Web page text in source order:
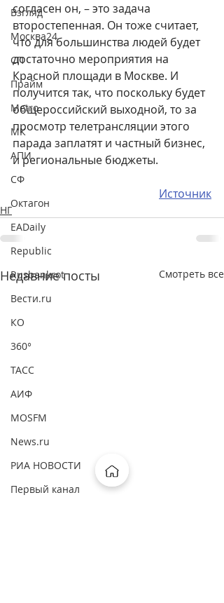
Взгляд
Москва24
СП
Прайм
Metro
МК
АПИ
СФ
Октагон
EADaily
Republic
Rusbankrot
Вести.ru
КО
360°
ТАСС
АИФ
MOSFM
News.ru
РИА НОВОСТИ
Первый канал
согласен он, – это задача
второстепенная. Он тоже считает,
что для большинства людей будет
достаточно мероприятия на
Красной площади в Москве. И
получится так, что поскольку будет
общероссийский выходной, то за
просмотр телетрансляции этого
парада заплатят и частный бизнес,
и региональные бюджеты.
Источник
НГ
Недавние посты Смотреть все